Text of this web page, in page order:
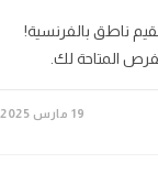
ناطق بالفرنسية!